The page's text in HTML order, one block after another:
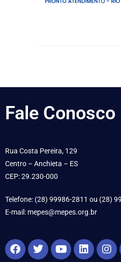
Fale Conosco
Rua Costa Pereira, 129
Centro – Anchieta – ES
CEP: 29.230-000
Telefone: (28) 99986-2811 ou (28)
E-mail: mepes@mepes.org.br